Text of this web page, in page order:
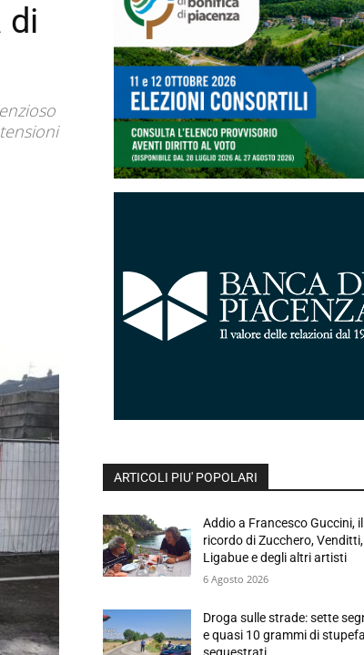
di
ARTICOLI PIU' POPOLARI
Addio a Francesco Guccini, il
ricordo di Zucchero, Venditti,
Ligabue e degli altri artisti
6 Agosto 2026
Droga sulle strade: sette
e quasi 10 grammi di